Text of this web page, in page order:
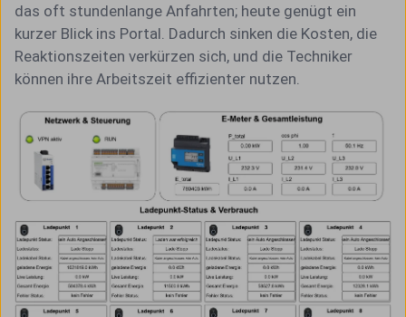
das oft stundenlange Anfahrten; heute genügt ein
kurzer Blick ins Portal. Dadurch sinken die Kosten, die
Reaktionszeiten verkürzen sich, und die Techniker
können ihre Arbeitszeit effizienter nutzen.